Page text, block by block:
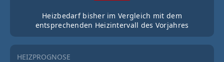
Heizbedarf bisher im Vergleich mit dem
entsprechenden Heizintervall des Vorjahres
HEIZPROGNOSE